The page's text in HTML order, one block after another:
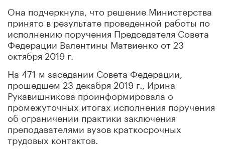
Она подчеркнула, что решение Министерства
принято в результате проведенной работы по
исполнению поручения Председателя Совета
Федерации Валентины Матвиенко от 23
октября 2019 г.
На 471-м заседании Совета Федерации,
прошедшем 23 декабря 2019 г., Ирина
Рукавишникова проинформировала о
промежуточных итогах исполнения поручения
об ограничении практики заключения
преподавателями вузов краткосрочных
трудовых контактов.